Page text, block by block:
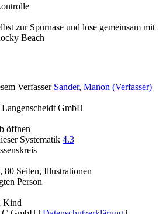
zur Spürnase und löse gemeinsam mit
Beach
Verfasser Sander, Manon (Verfasser)
GmbH
öffnen
Systematik 4.3
80 Seiten, Illustrationen
Person
Kind